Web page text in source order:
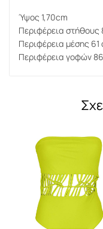
Ύψος 1,70cm
Περιφέρεια στήθους
Περιφέρεια μέσης 61
Περιφέρεια γοφών